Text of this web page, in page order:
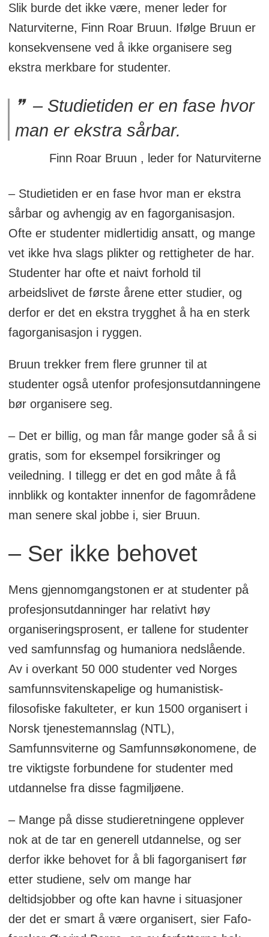
disse er organisert i Unio.
Av de 50 000 studentene på historisk-
filosofisk- og samfunnsfag, er kun 1500
1 500 av jusstudentene er medlemmer
av Norges juristforbund.
7 600 studenter går på
vernepleierstudiet. 2 600 av disse er
organisert i Unio.
Slik burde det ikke være, mener leder for
Naturviterne, Finn Roar Bruun. Ifølge Bruun er
konsekvensene ved å ikke organisere seg
ekstra merkbare for studenter.
– Studietiden er en fase hvor
man er ekstra sårbar.
Finn Roar Bruun , leder for Naturviterne
– Studietiden er en fase hvor man er ekstra
sårbar og avhengig av en fagorganisasjon.
Ofte er studenter midlertidig ansatt, og mange
vet ikke hva slags plikter og rettigheter de har.
Studenter har ofte et naivt forhold til
arbeidslivet de første årene etter studier, og
derfor er det en ekstra trygghet å ha en sterk
fagorganisasjon i ryggen.
Bruun trekker frem flere grunner til at
studenter også utenfor profesjonsutdanningene
bør organisere seg.
– Det er billig, og man får mange goder så å si
gratis, som for eksempel forsikringer og
veiledning. I tillegg er det en god måte å få
innblikk og kontakter innenfor de fagområdene
man senere skal jobbe i, sier Bruun.
– Ser ikke behovet
Mens gjennomgangstonen er at studenter på
profesjonsutdanninger har relativt høy
organiseringsprosent, er tallene for studenter
ved samfunnsfag og humaniora nedslående.
Av i overkant 50 000 studenter ved Norges
samfunnsvitenskapelige og humanistisk-
filosofiske fakulteter, er kun 1500 organisert i
Norsk tjenestemannslag (NTL),
Samfunnsviterne og Samfunnsøkonomene, de
tre viktigste forbundene for studenter med
utdannelse fra disse fagmiljøene.
– Mange på disse studieretningene opplever
nok at de tar en generell utdannelse, og ser
derfor ikke behovet for å bli fagorganisert før
etter studiene, selv om mange har
deltidsjobber og ofte kan havne i situasjoner
der det er smart å være organisert, sier Fafo-